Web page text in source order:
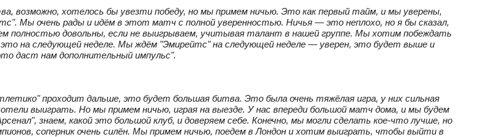
возможно, хотелось бы увезти победу, но мы примем ничью. Это как первый тайм, и мы уверены,
Мы очень рады и идём в этот матч с полной уверенностью. Ничья — это неплохо, но я бы сказал,
полностью довольны, если не выигрываем, учитывая талант в нашей группе. Мы хотим побеждать
на следующей неделе. Мы ждём "Эмирейтс" на следующей неделе — уверен, это будет выше и
даст нам дополнительный импульс".
проходит дальше, это будет большая битва. Это была очень тяжёлая игра, у них сильная
выиграть. Но мы примем ничью, играя на выезде. У нас впереди большой матч дома, и мы будем
знаем, какой это большой клуб, и доверяем себе. Конечно, мы могли сделать кое‑что лучше, но
соперник очень силён. Мы примем ничью, поедем в Лондон и хотим выиграть, чтобы выйти в